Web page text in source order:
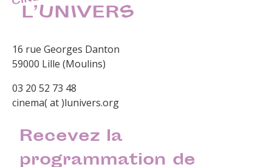
16 rue Georges Danton
59000 Lille (Moulins)
03 20 52 73 48
cinema( at )lunivers.org
Recevez la
programmation de